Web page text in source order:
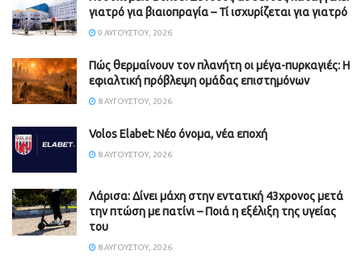
γιατρό για βιαιοπραγία – Τί ισχυρίζεται για γιατρό
9 ΑΥΓΟΎΣΤΟΥ, 2026
Πώς θερμαίνουν τον πλανήτη οι μέγα-πυρκαγιές: Η
εφιαλτική πρόβλεψη ομάδας επιστημόνων
8 ΑΥΓΟΎΣΤΟΥ, 2026
Volos Elabet: Νέο όνομα, νέα εποχή
8 ΑΥΓΟΎΣΤΟΥ, 2026
Λάρισα: Δίνει μάχη στην εντατική 43χρονος μετά
την πτώση με πατίνι – Ποιά η εξέλιξη της υγείας
του
8 ΑΥΓΟΎΣΤΟΥ, 2026